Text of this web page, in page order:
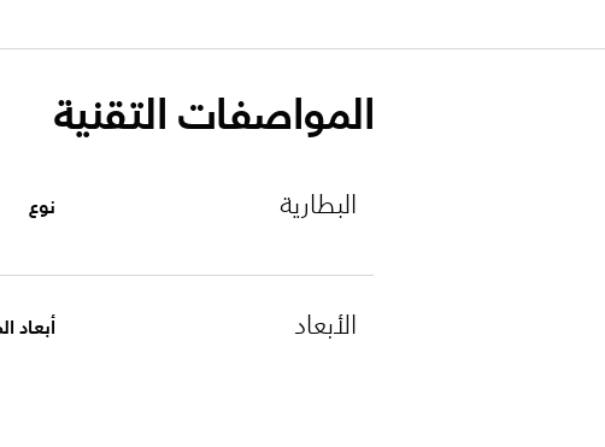
المواصفات التقنية
البطارية نوع
الأبعاد أبعاد